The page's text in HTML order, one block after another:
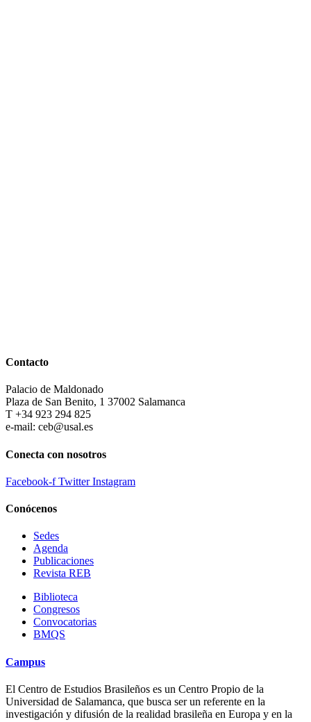
Contacto
Palacio de Maldonado
Plaza de San Benito, 1 37002 Salamanca
T +34 923 294 825
e-mail: ceb@usal.es
Conecta con nosotros
Facebook-f Twitter Instagram
Conócenos
Sedes
Agenda
Publicaciones
Revista REB
Biblioteca
Congresos
Convocatorias
BMQS
Campus
El Centro de Estudios Brasileños es un Centro Propio de la
Universidad de Salamanca, que busca ser un referente en la
investigación y difusión de la realidad brasileña en Europa y en la